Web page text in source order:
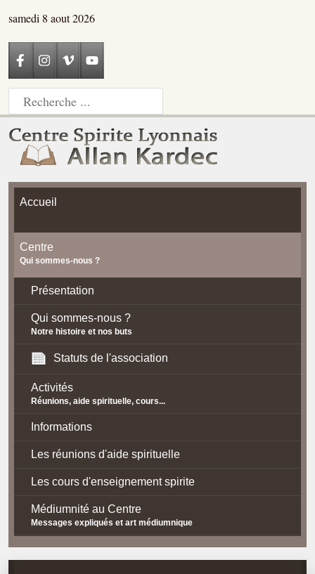
samedi 8 aout 2026
Accueil
Centre
Qui sommes-nous ?
Présentation
Qui sommes-nous ?
Notre histoire et nos buts
Statuts de l'association
Activités
Réunions, aide spirituelle, cours...
Informations
Les réunions d'aide spirituelle
Les cours d'enseignement spirite
Médiumnité au Centre
Messages expliqués et art médiumnique
Contact / Accès